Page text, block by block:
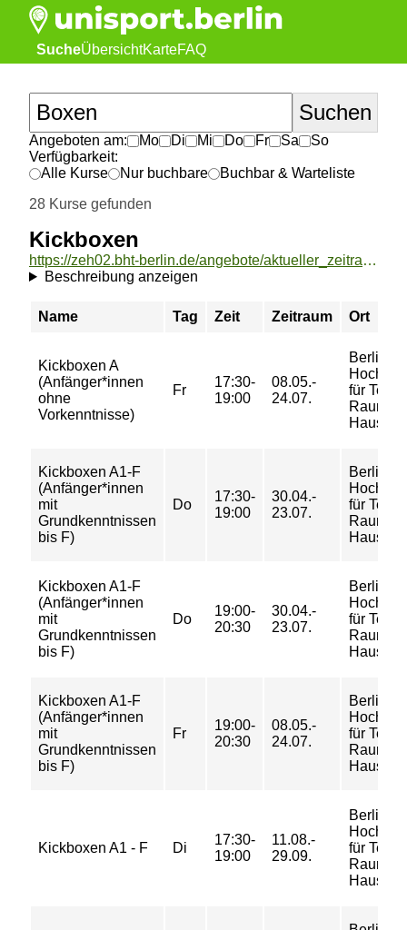
SucheÜbersichtKarteFAQ
Angeboten am: Mo Di Mi Do Fr Sa
So
Verfügbarkeit:
Alle Kurse
Nur buchbare
Buchbar & Warteliste
28 Kurse gefunden
Kickboxen
https://zeh02.bht-berlin.de/angebote/aktueller_zeitraum/_Kickboxen.html
Beschreibung anzeigen
Name Tag Zeit Zeitraum Ort
Kickboxen A
(Anfänger*innen
ohne
Vorkenntnisse)
Fr
17:30-
19:00
08.05.-
24.07.
Berliner
für
Raum
Haus
Kickboxen A1-F
(Anfänger*innen
mit
Grundkenntnissen
bis F)
Do
17:30-
19:00
30.04.-
23.07.
Berliner
für
Raum
Haus
Kickboxen A1-F
(Anfänger*innen
mit
Grundkenntnissen
bis F)
Do
19:00-
20:30
30.04.-
23.07.
Berliner
für
Raum
Haus
Kickboxen A1-F
(Anfänger*innen
mit
Grundkenntnissen
bis F)
Fr
19:00-
20:30
08.05.-
24.07.
Berliner
für
Raum
Haus
Kickboxen A1 - F Di
17:30-
19:00
11.08.-
29.09.
Berliner
für
Raum
Haus